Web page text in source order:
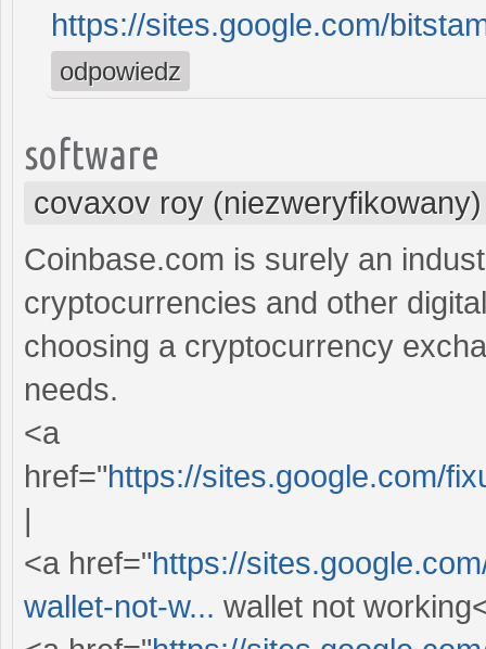
https://sites.google.com/
odpowiedz
software
covaxov roy (niezweryfikowany)
Coinbase.com is surely an
cryptocurrencies and other
choosing a cryptocurrency
needs.
<a
href="https://sites.google.com/
|
<a href="https://
wallet-not-w... wallet not